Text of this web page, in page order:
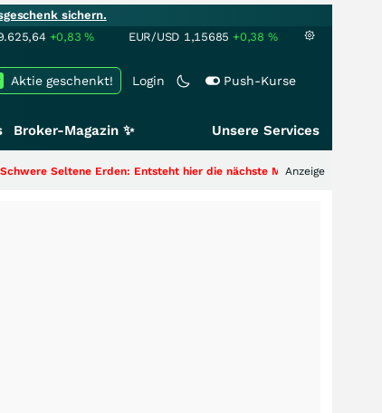
sichern.
+0,83% EUR/USD 1,15685 +0,38 %
Login Push-Kurse
Aktie geschenkt!
Broker-Magazin ✨ Unsere Services
Erden: Entsteht hier die nächste Milliardenstory?+++
Anzeige